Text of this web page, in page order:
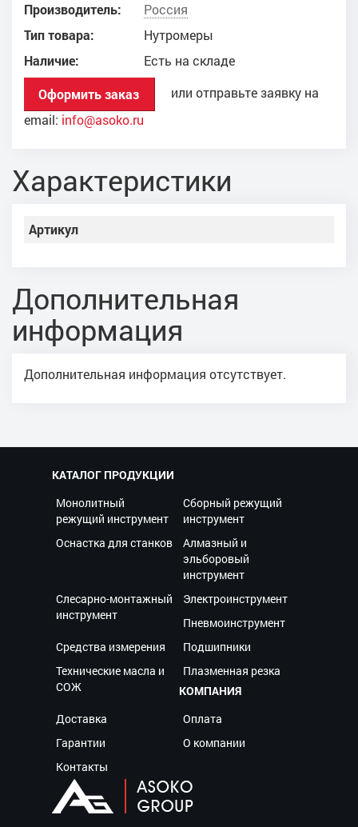
Производитель:
Россия
Тип товара:
Нутромеры
Наличие:
Есть на складе
Оформить заказ
или отправьте заявку на
email: info@asoko.ru
Характеристики
Артикул
Дополнительная
информация
Дополнительная информация отсутствует.
КАТАЛОГ ПРОДУКЦИИ
Монолитный
режущий инструмент
Сборный режущий
инструмент
Оснастка для станков
Алмазный и
эльборовый
инструмент
Слесарно-монтажный
инструмент
Электроинструмент
Пневмоинструмент
Средства измерения
Подшипники
Технические масла и
СОЖ
Плазменная резка
КОМПАНИЯ
Доставка
Оплата
Гарантии
О компании
Контакты